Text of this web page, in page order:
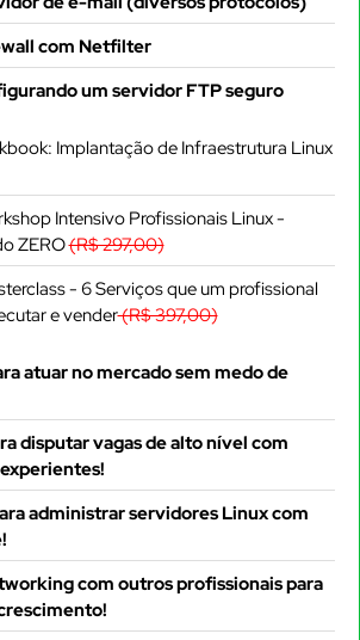
com Netfilter
um servidor FTP seguro
Implantação de Infraestrutura Linux
Intensivo Profissionais Linux -
ZERO(R$ 297,00)
- 6 Serviços que um profissional
e vender(R$ 397,00)
atuar no mercado sem medo de
disputar vagas de alto nível com
administrar servidores Linux com
com outros profissionais para